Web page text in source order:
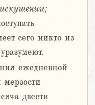
искушении;
сего никто из
ежедневной
двести